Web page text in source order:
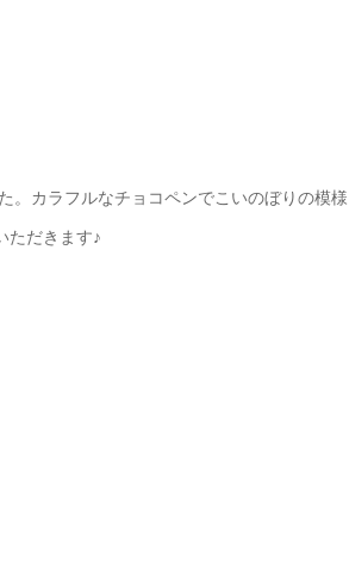
。カラフルなチョコペンでこいのぼりの模様
ただきます♪